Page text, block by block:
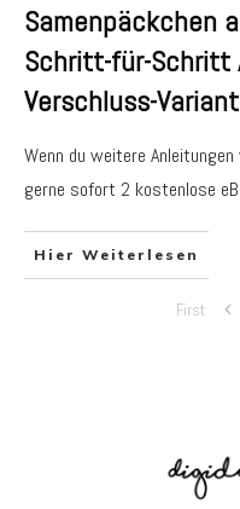
Samenpäckchen
Schritt-für-Schritt
Verschluss-
Wenn du weitere
gerne sofort 2 kostenlose
Hier Weiterlesen
First